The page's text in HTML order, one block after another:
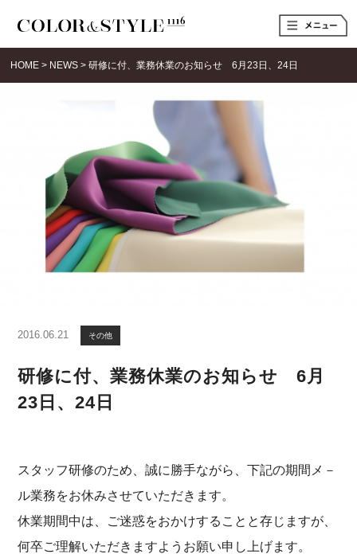
t
o
e
HOME > NEWS >研修に付、業務休業のお知らせ 6月23日、24日
2016.06.21 その他
研修に付、業務休業のお知らせ 6月
23日、24日
スタッフ研修のため、誠に勝手ながら、下記の期間メ－
ル業務をお休みさせていただきます。
休業期間中は、ご迷惑をおかけすることと存じますが、
何卒ご理解いただきますようお願い申し上げます。